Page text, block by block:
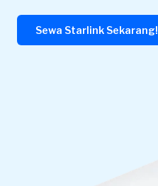
Sewa Starlink Sekarang!